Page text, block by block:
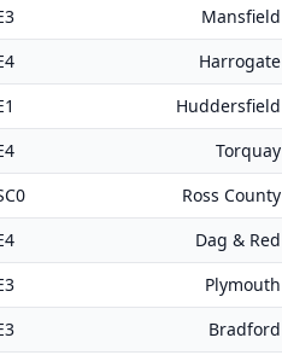
Mansfield
Harrogate
Huddersfield
Torquay
Ross County
Dag & Red
Plymouth
Bradford